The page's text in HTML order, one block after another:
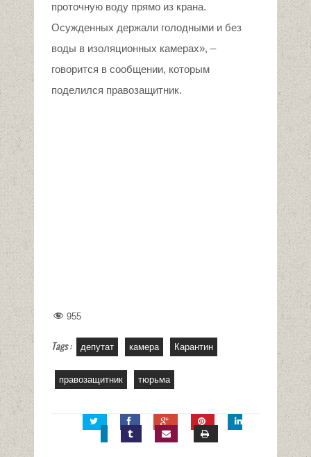
проточную воду прямо из крана.
Осужденных держали голодными и без
воды в изоляционных камерах», –
говорится в сообщении, которым
поделился правозащитник.
955
Tags : депутат камера Карантин
правозащитник тюрьма